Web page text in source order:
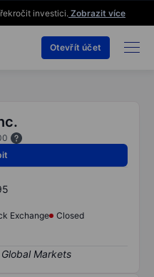
Otevřít účet
investici. Zobrazit více
Exchange
Closed